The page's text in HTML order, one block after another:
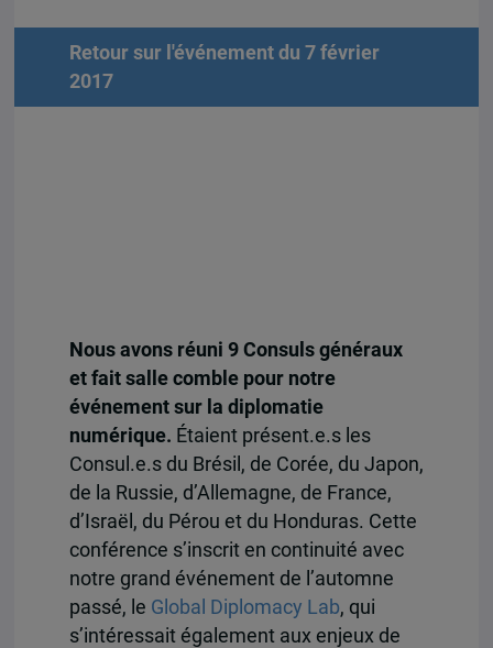
Retour sur l'événement du 7 février
2017
Nous avons réuni 9 Consuls généraux
et fait salle comble pour notre
événement sur la diplomatie
numérique. Étaient présent.e.s les
Consul.e.s du Brésil, de Corée, du Japon,
de la Russie, d’Allemagne, de France,
d’Israël, du Pérou et du Honduras. Cette
conférence s’inscrit en continuité avec
notre grand événement de l’automne
passé, le Global Diplomacy Lab, qui
s’intéressait également aux enjeux de